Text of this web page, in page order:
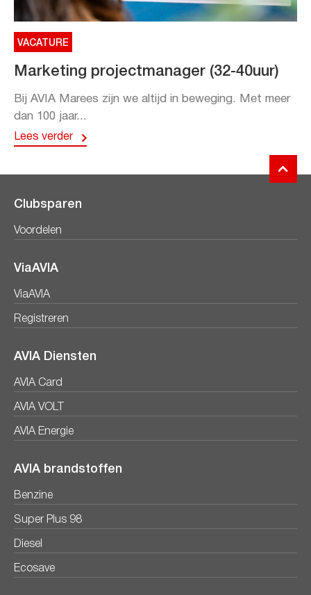
VACATURE
Marketing projectmanager (32-40uur)
Bij AVIA Marees zijn we altijd in beweging. Met meer
dan 100 jaar...
Lees verder
Clubsparen
Voordelen
ViaAVIA
ViaAVIA
Registreren
AVIA Diensten
AVIA Card
AVIA VOLT
AVIA Energie
AVIA brandstoffen
Benzine
Super Plus 98
Diesel
Ecosave